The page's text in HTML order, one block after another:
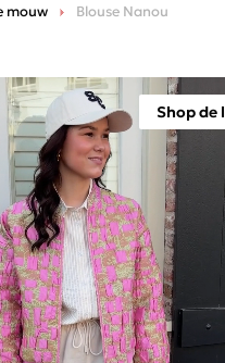
mouw Blouse Nanou
Shop de